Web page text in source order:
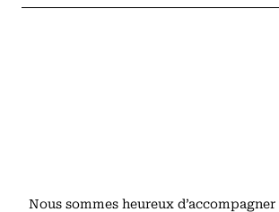
Nous sommes heureux